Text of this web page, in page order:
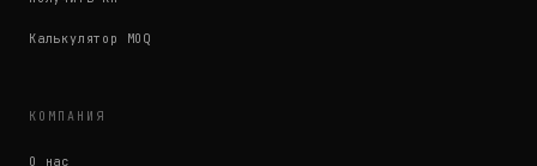
Калькулятор MOQ
КОМПАНИЯ
О нас